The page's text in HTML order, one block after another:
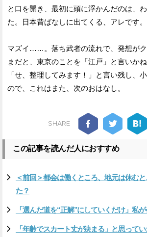
と口を開き、最初に頭に浮かんだのは、
た。日本昔ばなしに出てくる、アレです。
マズイ……。落ち武者の流れで、発想がク
まだと、東京のことを「江戸」と言いか
「せ、整理してみます！」と言い残し、
ので、これはまた、次のおはなし。
SHARE
この記事を読んだ人におすすめ
＜前回＞都会は働くところ、地元は休む
た？
「選んだ道を“正解”にしていくだけ」私
「年齢でスカート丈が決まる」と思って